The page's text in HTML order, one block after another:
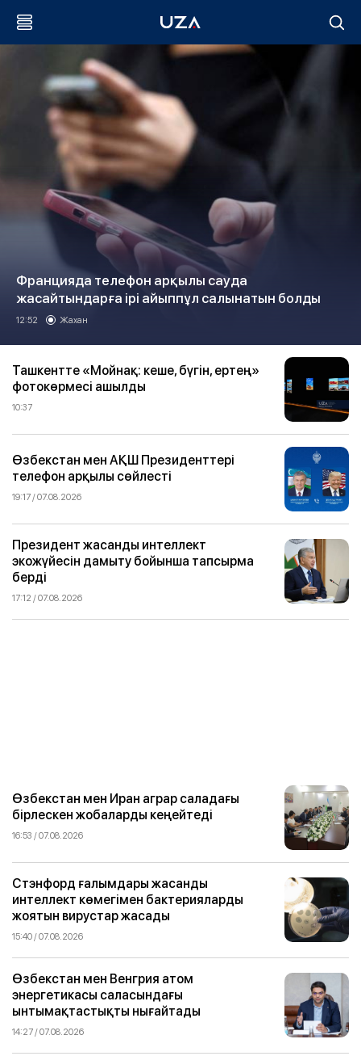
Францияда телефон арқылы сауда
жасайтындарға ірі айыппұл салынатын болды
12:52 Жахан
Ташкентте «Мойнақ: кеше, бүгін, ертең»
фотокөрмесі ашылды
10:37
Өзбекстан мен АҚШ Президенттері
телефон арқылы сөйлесті
19:17 / 07.08.2026
Президент жасанды интеллект
экожүйесін дамыту бойынша тапсырма
берді
17:12 / 07.08.2026
Өзбекстан мен Иран аграр саладағы
бірлескен жобаларды кеңейтеді
16:53 / 07.08.2026
Стэнфорд ғалымдары жасанды
интеллект көмегімен бактерияларды
жоятын вирустар жасады
15:40 / 07.08.2026
Өзбекстан мен Венгрия атом
энергетикасы саласындағы
ынтымақтастықты нығайтады
14:27 / 07.08.2026